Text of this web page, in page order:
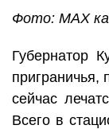
Фото: МАХ
Губернатор
приграничья,
сейчас
Всего в